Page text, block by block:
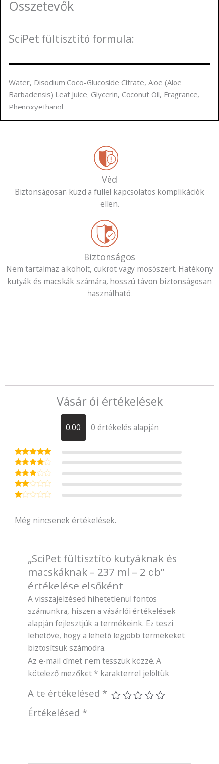
Összetevők
SciPet fültisztító formula:
Water, Disodium Coco-Glucoside Citrate, Aloe (Aloe
Barbadensis) Leaf Juice, Glycerin, Coconut Oil, Fragrance,
Phenoxyethanol.
Véd
Biztonságosan küzd a füllel kapcsolatos komplikációk
ellen.
Biztonságos
Nem tartalmaz alkoholt, cukrot vagy mosószert. Hatékony
kutyák és macskák számára, hosszú távon biztonságosan
használható.
Vásárlói értékelések
0.00 0 értékelés alapján
Értékelés:
/ 5
Értékelé
s:
/ 5
Értékel
és:
3/
5
Érté
ke
lé
:1
Még nincsenek értékelések.
„SciPet fültisztító kutyáknak és
macskáknak – 237 ml – 2 db”
értékelése elsőként
A visszajelzésed hihetetlenül fontos
számunkra, hiszen a vásárlói értékelések
alapján fejlesztjük a termékeink. Ez teszi
lehetővé, hogy a lehető legjobb termékeket
biztosítsuk számodra.
Az e-mail címet nem tesszük közzé. A
kötelező mezőket* karakterrel jelöltük
A te értékelésed *
Értékelésed *